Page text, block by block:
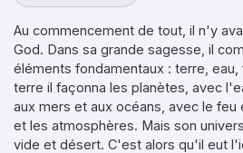
Au commencement de tout, il n'y
God. Dans sa grande sagesse, il
éléments fondamentaux : terre, eau,
terre il façonna les planètes, avec
aux mers et aux océans, avec le feu
et les atmosphères. Mais son
vide et désert. C'est alors qu'il eut